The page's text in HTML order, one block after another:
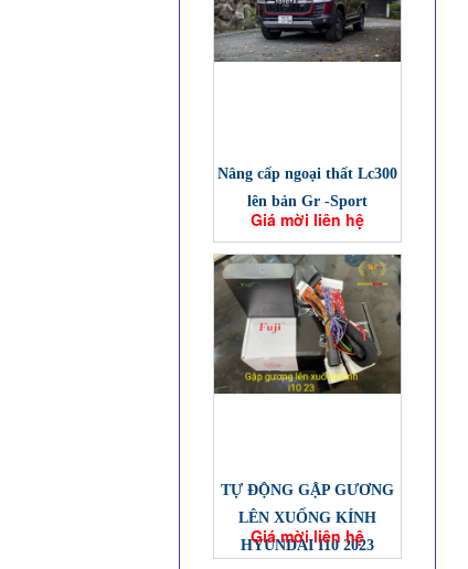
Nâng cấp ngoại thất Lc300
lên bản Gr -Sport
Giá mời liên hệ
TỰ ĐỘNG GẬP GƯƠNG
LÊN XUỐNG KÍNH
HYUNDAI I10 2023
Giá mời liên hệ